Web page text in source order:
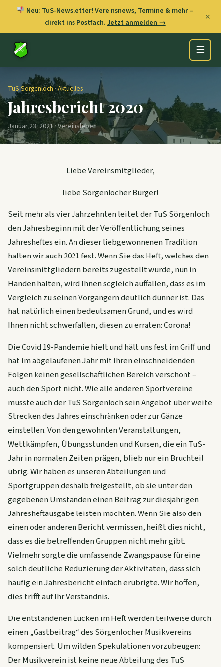
Neu: TuS-Newsletter! Vereinsnews, Termine & mehr –
direkt ins Postfach.Jetzt anmelden →
✕
☰
TuS Sörgenloch·Aktuelles
Jahresbericht 2020
Januar 23, 2021 · Vereinsleben
Liebe Vereinsmitglieder,
liebe Sörgenlocher Bürger!
Seit mehr als vier Jahrzehnten leitet der TuS Sörgenloch
den Jahresbeginn mit der Veröffentlichung seines
Jahresheftes ein. An dieser liebgewonnenen Tradition
halten wir auch 2021 fest. Wenn Sie das Heft, welches den
Vereinsmittgliedern bereits zugestellt wurde, nun in
Händen halten, wird Ihnen sogleich auffallen, dass es im
Vergleich zu seinen Vorgängern deutlich dünner ist. Das
hat natürlich einen bedeutsamen Grund, und es wird
Ihnen nicht schwerfallen, diesen zu erraten: Corona!
Die Covid 19-Pandemie hielt und hält uns fest im Griff und
hat im abgelaufenen Jahr mit ihren einschneidenden
Folgen keinen gesellschaftlichen Bereich verschont –
auch den Sport nicht. Wie alle anderen Sportvereine
musste auch der TuS Sörgenloch sein Angebot über weite
Strecken des Jahres einschränken oder zur Gänze
einstellen.Von den gewohnten Veranstaltungen,
Wettkämpfen, Übungsstunden und Kursen, die ein TuS-
Jahr in normalen Zeiten prägen, blieb nur ein Bruchteil
übrig. Wir haben es unseren Abteilungen und
Sportgruppen deshalb freigestellt, ob sie unter den
gegebenen Umständen einen Beitrag zur diesjährigen
Jahresheftausgabe leisten möchten. Wenn Sie also den
einen oder anderen Bericht vermissen, heißt dies nicht,
dass es die betreffenden Gruppen nicht mehr gibt.
Vielmehr sorgte die umfassende Zwangspause für eine
solch deutliche Reduzierung der Aktivitäten, dass sich
häufig ein Jahresbericht einfach erübrigte. Wir hoffen,
dies trifft auf Ihr Verständnis.
Die entstandenen Lücken im Heft werden teilweise durch
einen „Gastbeitrag“ des Sörgenlocher Musikvereins
kompensiert. Um wilden Spekulationen vorzubeugen:
Der Musikverein ist keine neue Abteilung des TuS